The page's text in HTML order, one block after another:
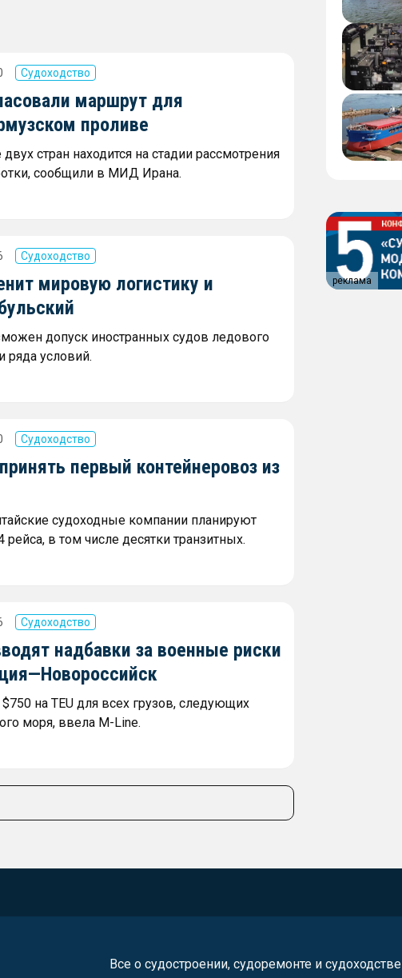
Судоходство
маршрут для
проливе
стран находится на стадии рассмотрения
сообщили в МИД Ирана.
Судоходство
мировую логистику и
допуск иностранных судов ледового
ряда условий.
Судоходство
первый контейнеровоз из
судоходные компании планируют
в том числе десятки транзитных.
Судоходство
надбавки за военные риски
на TEU для всех грузов, следующих
моря, ввела M-Line.
реклама
Все о судостроении, судоремонте и судоходстве